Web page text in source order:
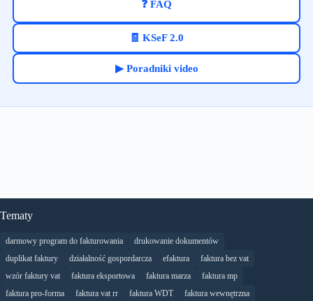
❓ FAQ
🧾 KSeF 2.0
▶ Poradniki video
Tematy
darmowy program do fakturowania
drukowanie dokumentów
duplikat faktury
działalność gospordarcza efaktura
faktura bez vat
wzór faktury vat
faktura eksportowa faktura marza
faktura mp
faktura pro-forma
faktura vat rr faktura WDT
faktura wewnętrzna